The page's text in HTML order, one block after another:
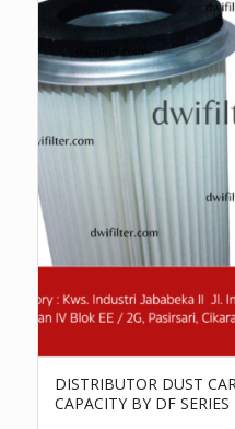
DISTRIBUTOR DUST
CAPACITY BY DF SERIES